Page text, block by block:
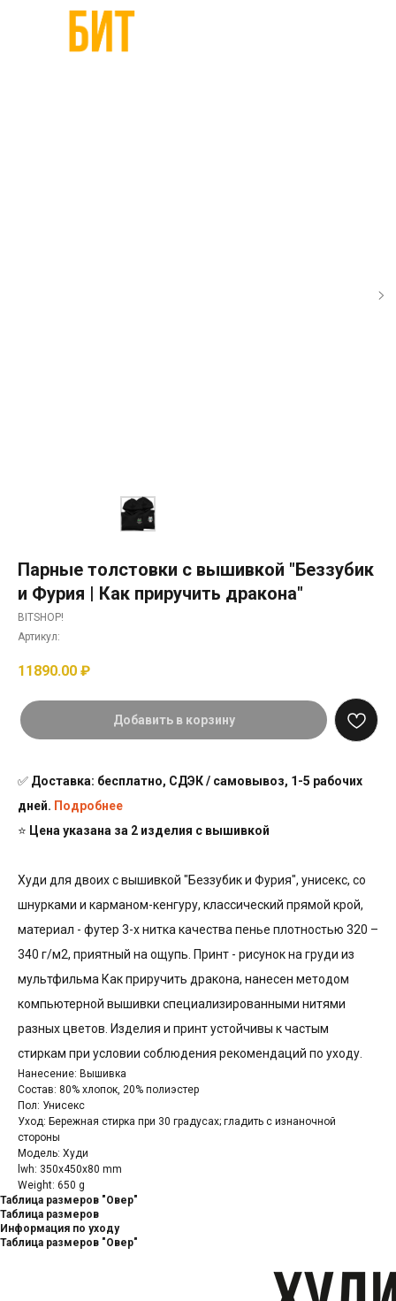
Парные толстовки с вышивкой "Беззубик
и Фурия | Как приручить дракона"
BITSHOP!
Артикул:
11890.00 ₽
Добавить в корзину
✅ Доставка: бесплатно, СДЭК / самовывоз, 1-5 рабочих
дней. Подробнее
⭐ Цена указана за 2 изделия с вышивкой
Худи для двоих с вышивкой "Беззубик и Фурия", унисекс, со
шнурками и карманом-кенгуру, классический прямой крой,
материал - футер 3-х нитка качества пенье плотностью 320 –
340 г/м2, приятный на ощупь. Принт - рисунок на груди из
мультфильма Как приручить дракона, нанесен методом
компьютерной вышивки специализированными нитями
разных цветов. Изделия и принт устойчивы к частым
стиркам при условии соблюдения рекомендаций по уходу.
Нанесение: Вышивка
Состав: 80% хлопок, 20% полиэстер
Пол: Унисекс
Уход: Бережная стирка при 30 градусах; гладить с изнаночной
стороны
Модель: Худи
lwh: 350x450x80 mm
Weight: 650 g
Таблица размеров "Овер"
Таблица размеров
Информация по уходу
Таблица размеров "Овер"